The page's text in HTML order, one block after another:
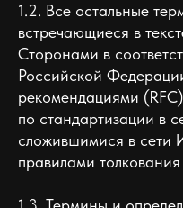
1.2. Все остальные
встречающиеся в
Сторонами в
Российской
рекомендациями
по стандартизации в
сложившимися в сети
правилами